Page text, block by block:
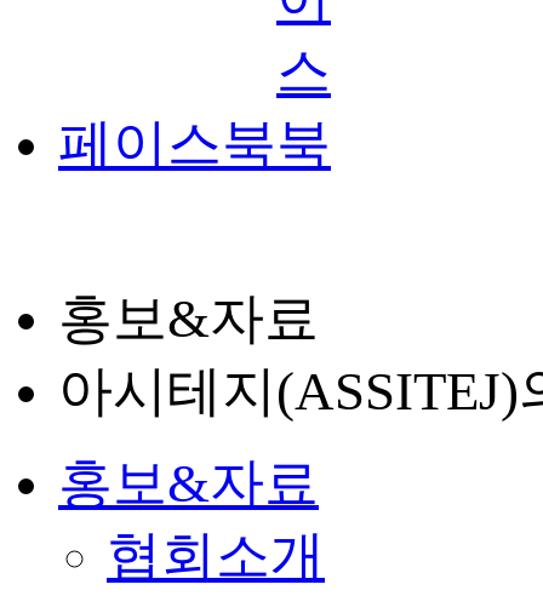
페이스북
홍보&자료
아시테지
홍보&자료
협회소개